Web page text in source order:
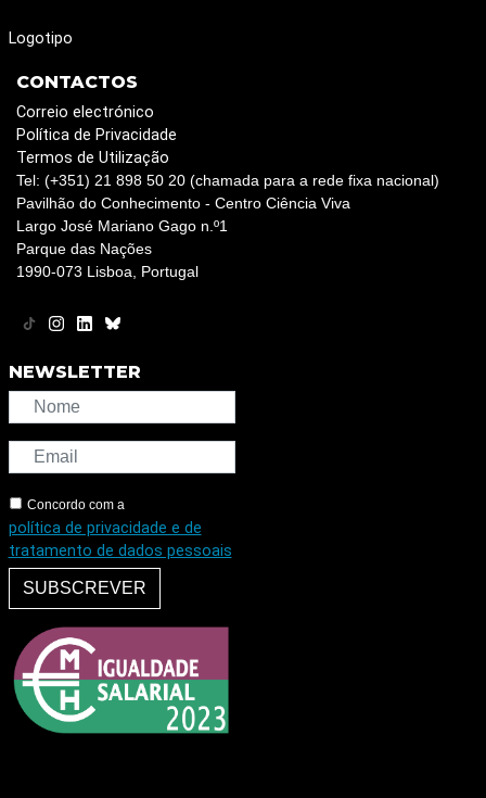
Logotipo
CONTACTOS
Correio electrónico
Política de Privacidade
Termos de Utilização
Tel: (+351) 21 898 50 20 (chamada para a rede fixa nacional)
Pavilhão do Conhecimento - Centro Ciência Viva
Largo José Mariano Gago n.º1
Parque das Nações
1990-073 Lisboa, Portugal
NEWSLETTER
Concordo com a
política de privacidade e de
tratamento de dados pessoais
SUBSCREVER